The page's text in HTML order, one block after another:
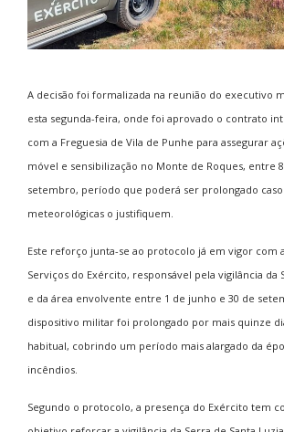
A decisão foi formalizada na reunião do executivo
esta segunda-feira, onde foi aprovado o contrato
com a Freguesia de Vila de Punhe para assegurar
móvel e sensibilização no Monte de Roques, entre
setembro, período que poderá ser prolongado
meteorológicas o justifiquem.
Este reforço junta-se ao protocolo já em vigor com
Serviços do Exército, responsável pela vigilância da
e da área envolvente entre 1 de junho e 30 de
dispositivo militar foi prolongado por mais quinze
habitual, cobrindo um período mais alargado da
incêndios.
Segundo o protocolo, a presença do Exército tem